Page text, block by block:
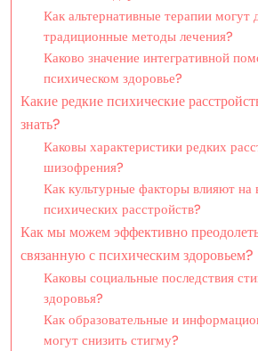
Как альтернативные терапии могут
традиционные методы лечения?
Каково значение интегративной
психическом здоровье?
Какие редкие психические
знать?
Каковы характеристики редких
шизофрения?
Как культурные факторы влияют на
психических расстройств?
Как мы можем эффективно
связанную с психическим здоровьем?
Каковы социальные последствия
здоровья?
Как образовательные и
могут снизить стигму?